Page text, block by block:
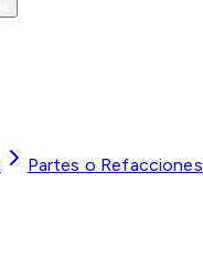
Partes o Refacciones